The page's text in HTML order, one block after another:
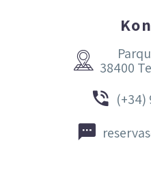

 38400

 (+34)

